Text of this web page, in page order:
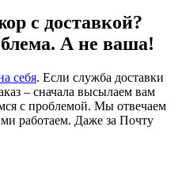
c доставкой?
А не ваша!
себя. Если служба доставки
– сначала высылаем вам
с проблемой. Мы отвечаем
работаем. Даже за Почту